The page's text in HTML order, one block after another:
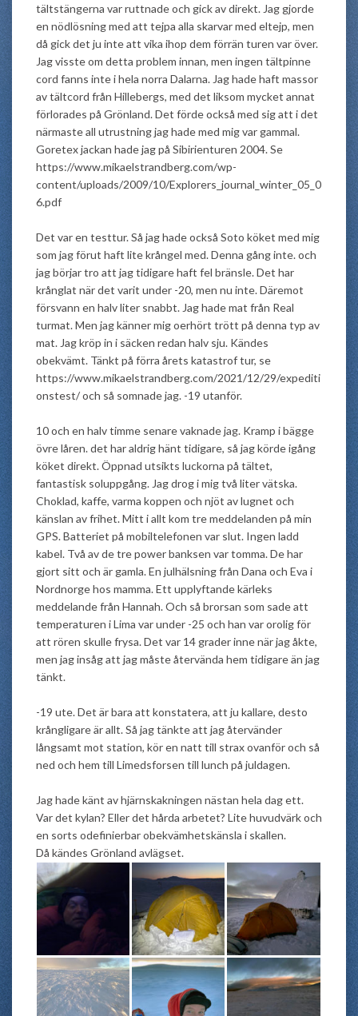
tältstängerna var ruttnade och gick av direkt. Jag gjorde
en nödlösning med att tejpa alla skarvar med eltejp, men
då gick det ju inte att vika ihop dem förrän turen var över.
Jag visste om detta problem innan, men ingen tältpinne
cord fanns inte i hela norra Dalarna. Jag hade haft massor
av tältcord från Hillebergs, med det liksom mycket annat
förlorades på Grönland. Det förde också med sig att i det
närmaste all utrustning jag hade med mig var gammal.
Goretex jackan hade jag på Sibirienturen 2004. Se
https://www.mikaelstrandberg.com/wp-
content/uploads/2009/10/Explorers_journal_winter_05_0
6.pdf
Det var en testtur. Så jag hade också Soto köket med mig
som jag förut haft lite krångel med. Denna gång inte. och
jag börjar tro att jag tidigare haft fel bränsle. Det har
krånglat när det varit under -20, men nu inte. Däremot
försvann en halv liter snabbt. Jag hade mat från Real
turmat. Men jag känner mig oerhört trött på denna typ av
mat. Jag kröp in i säcken redan halv sju. Kändes
obekvämt. Tänkt på förra årets katastrof tur, se
https://www.mikaelstrandberg.com/2021/12/29/expediti
onstest/ och så somnade jag. -19 utanför.
10 och en halv timme senare vaknade jag. Kramp i bägge
övre låren. det har aldrig hänt tidigare, så jag körde igång
köket direkt. Öppnad utsikts luckorna på tältet,
fantastisk soluppgång. Jag drog i mig två liter vätska.
Choklad, kaffe, varma koppen och njöt av lugnet och
känslan av frihet. Mitt i allt kom tre meddelanden på min
GPS. Batteriet på mobiltelefonen var slut. Ingen ladd
kabel. Två av de tre power banksen var tomma. De har
gjort sitt och är gamla. En julhälsning från Dana och Eva i
Nordnorge hos mamma. Ett upplyftande kärleks
meddelande från Hannah. Och så brorsan som sade att
temperaturen i Lima var under -25 och han var orolig för
att rören skulle frysa. Det var 14 grader inne när jag åkte,
men jag insåg att jag måste återvända hem tidigare än jag
tänkt.
-19 ute. Det är bara att konstatera, att ju kallare, desto
krångligare är allt. Så jag tänkte att jag återvänder
långsamt mot station, kör en natt till strax ovanför och så
ned och hem till Limedsforsen till lunch på juldagen.
Jag hade känt av hjärnskakningen nästan hela dag ett.
Var det kylan? Eller det hårda arbetet? Lite huvudvärk och
en sorts odefinierbar obekvämhetskänsla i skallen.
Då kändes Grönland avlägset.